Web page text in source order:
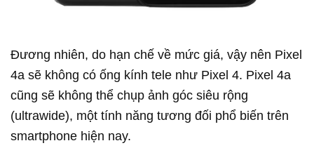
Đương nhiên, do hạn chế về mức giá, vậy nên Pixel
4a sẽ không có ống kính tele như Pixel 4. Pixel 4a
cũng sẽ không thể chụp ảnh góc siêu rộng
(ultrawide), một tính năng tương đối phổ biến trên
smartphone hiện nay.